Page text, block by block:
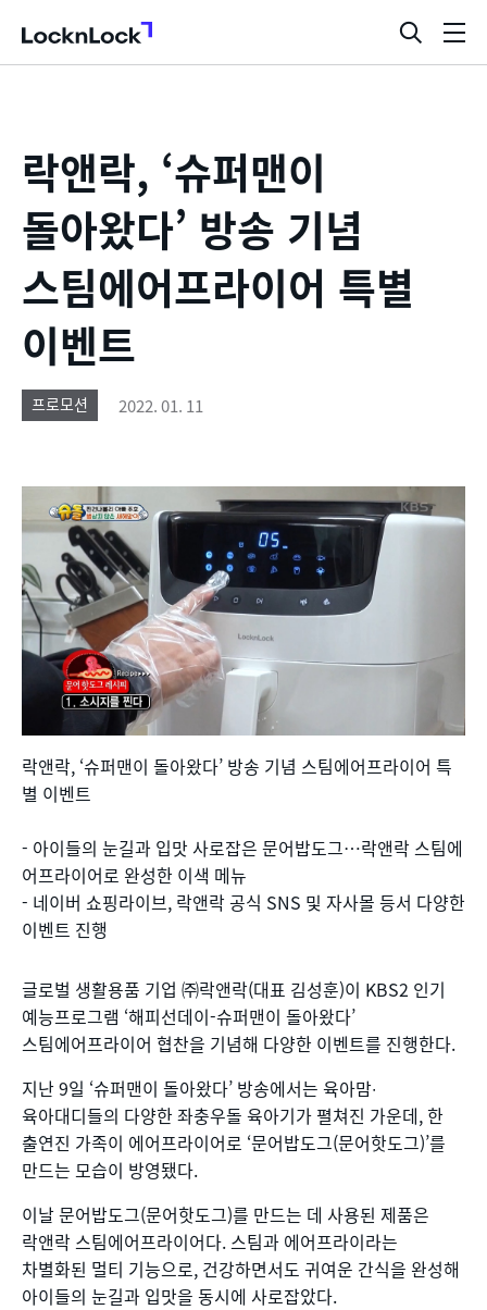
LocknLock
검
색
락앤락, ‘슈퍼맨이
돌아왔다’ 방송 기념
스팀에어프라이어 특별
이벤트
프로모션 2022. 01. 11
락앤락, ‘슈퍼맨이 돌아왔다’ 방송 기념 스팀에어프라이어 특
별 이벤트
- 아이들의 눈길과 입맛 사로잡은 문어밥도그…락앤락 스팀에
어프라이어로 완성한 이색 메뉴
- 네이버 쇼핑라이브, 락앤락 공식 SNS 및 자사몰 등서 다양한
이벤트 진행
글로벌 생활용품 기업 ㈜락앤락(대표 김성훈)이 KBS2 인기
예능프로그램 ‘해피선데이-슈퍼맨이 돌아왔다’
스팀에어프라이어 협찬을 기념해 다양한 이벤트를 진행한다.
지난 9일 ‘슈퍼맨이 돌아왔다’ 방송에서는 육아맘∙
육아대디들의 다양한 좌충우돌 육아기가 펼쳐진 가운데, 한
출연진 가족이 에어프라이어로 ‘문어밥도그(문어핫도그)’를
만드는 모습이 방영됐다.
이날 문어밥도그(문어핫도그)를 만드는 데 사용된 제품은
락앤락 스팀에어프라이어다. 스팀과 에어프라이라는
차별화된 멀티 기능으로, 건강하면서도 귀여운 간식을 완성해
아이들의 눈길과 입맛을 동시에 사로잡았다.